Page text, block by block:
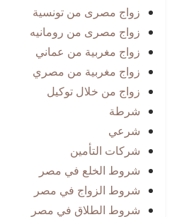
زواج مصرى من تونسية
زواج مصرى من رومانيه
زواج مغربية من عماني
زواج مغربية من مصري
زواج من خلال توكيل
شرطة
شرعي
شركات التأمين
شروط الخلع في مصر
شروط الزواج في مصر
شروط الطلاق في مصر